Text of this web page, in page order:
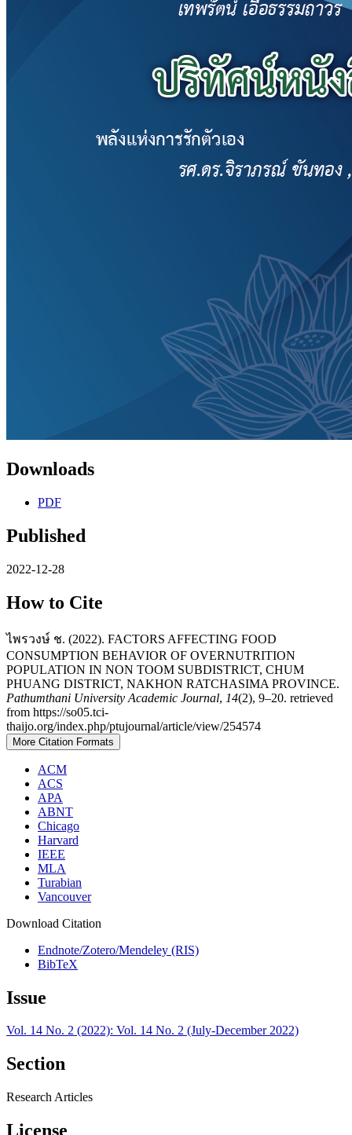
Downloads
PDF
Published
2022-12-28
How to Cite
ไพรวงษ์ ช. (2022). FACTORS AFFECTING FOOD
CONSUMPTION BEHAVIOR OF OVERNUTRITION
POPULATION IN NON TOOM SUBDISTRICT, CHUM
PHUANG DISTRICT, NAKHON RATCHASIMA PROVINCE.
Pathumthani University Academic Journal, 14(2), 9–20. retrieved
from https://so05.tci-
thaijo.org/index.php/ptujournal/article/view/254574
More Citation Formats
ACM
ACS
APA
ABNT
Chicago
Harvard
IEEE
MLA
Turabian
Vancouver
Download Citation
Endnote/Zotero/Mendeley (RIS)
BibTeX
Issue
Vol. 14 No. 2 (2022): Vol. 14 No. 2 (July-December 2022)
Section
Research Articles
License